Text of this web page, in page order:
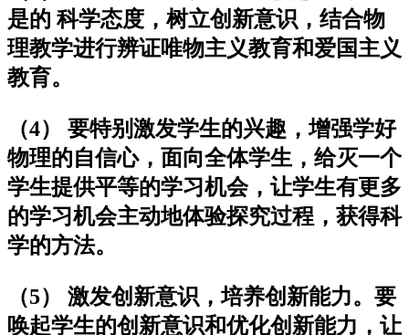
是的 科学态度，树立创新意识，结合物
理教学进行辨证唯物主义教育和爱国主义
教育。
（4） 要特别激发学生的兴趣，增强学好
物理的自信心，面向全体学生，给灭一个
学生提供平等的学习机会，让学生有更多
的学习机会主动地体验探究过程，获得科
学的方法。
（5） 激发创新意识，培养创新能力。要
唤起学生的创新意识和优化创新能力，让